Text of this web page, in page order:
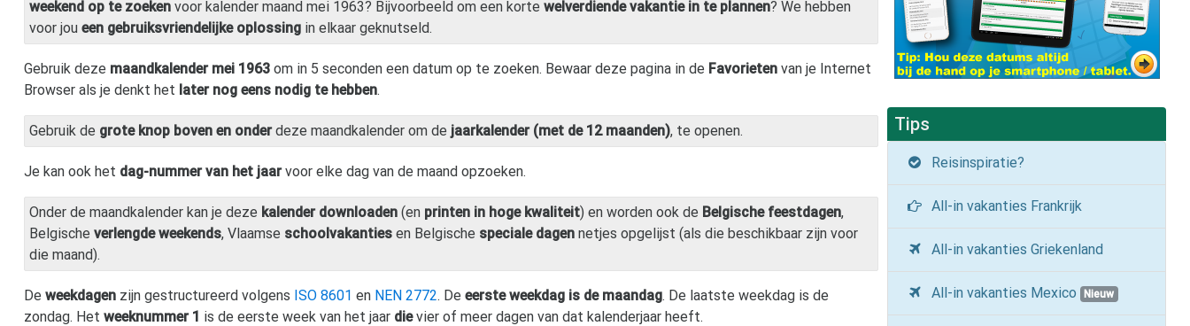
weekend op te zoeken voor kalender maand mei 1963? Bijvoorbeeld om een korte welverdiende vakantie in te plannen? We hebben
voor jou een gebruiksvriendelijke oplossing in elkaar geknutseld.
Gebruik deze maandkalender mei 1963 om in 5 seconden een datum op te zoeken. Bewaar deze pagina in de Favorieten van je Internet
Browser als je denkt het later nog eens nodig te hebben.
Gebruik de grote knop boven en onderdeze maandkalender om de jaarkalender (met de 12 maanden), te openen.
Je kan ook het dag-nummer van het jaarvoor elke dag van de maand opzoeken.
Onder de maandkalender kan je deze kalender downloaden (en printen in hoge kwaliteit) en worden ook de Belgische feestdagen,
Belgische verlengde weekends, Vlaamse schoolvakanties en Belgische speciale dagen netjes opgelijst (als die beschikbaar zijn voor
die maand).
De weekdagen zijn gestructureerd volgens ISO 8601 en NEN 2772. De eerste weekdag is de maandag. De laatste weekdag is de
zondag. Het weeknummer 1 is de eerste week van het jaar dievier of meer dagen van dat kalenderjaar heeft.
Tips
Reisinspiratie?
All-in vakanties Frankrijk
All-in vakanties Griekenland
All-in vakanties Mexico Nieuw